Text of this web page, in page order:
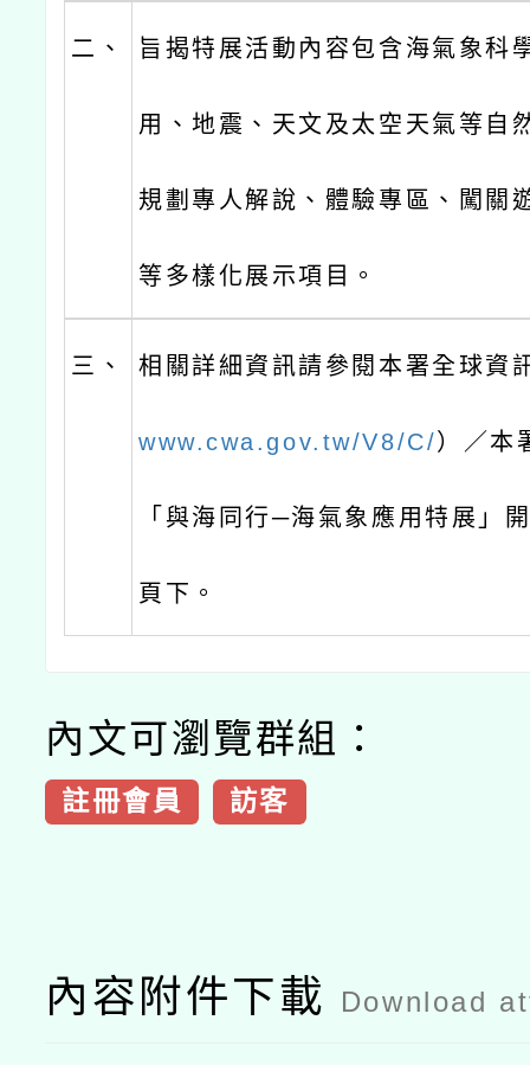
二、 旨揭特展活動內容包含海氣象科
用、地震、天文及太空天氣等自
規劃專人解說、體驗專區、闖關
等多樣化展示項目。
三、 相關詳細資訊請參閱本署全球資
www.cwa.gov.tw/V8/C/）／本
「與海同行─海氣象應用特展」
頁下。
內文可瀏覽群組：
註冊會員 訪客
內容附件下載 Download